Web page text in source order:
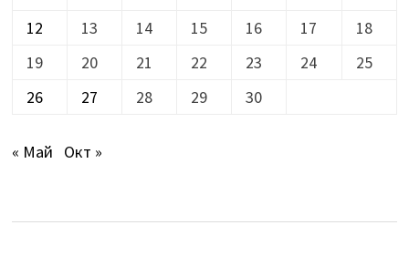
12
13 14 15 16 17
18
19
20 21 22 23 24
25
26
27 28 29 30
« Май Окт »